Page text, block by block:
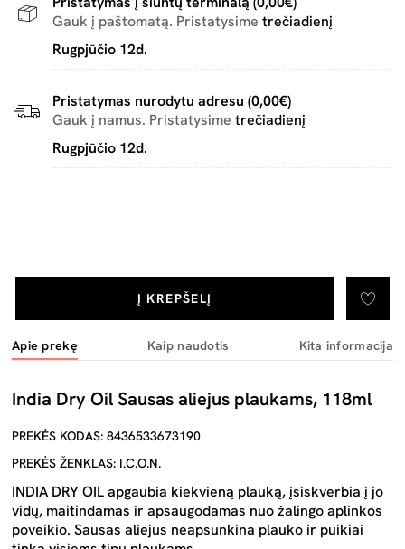
Į KREPŠELĮ
Gauk į paštomatą. Pristatysime trečiadienį
Rugpjūčio 12d.
Pristatymas nurodytu adresu (0,00€)
Gauk į namus. Pristatysime trečiadienį
Rugpjūčio 12d.
Apie prekę Kaip naudotis Kita informacija
India Dry Oil Sausas aliejus plaukams, 118ml
PREKĖS KODAS: 8436533673190
PREKĖS ŽENKLAS: I.C.O.N.
INDIA DRY OIL apgaubia kiekvieną plauką, įsiskverbia į jo
vidų, maitindamas ir apsaugodamas nuo žalingo aplinkos
poveikio. Sausas aliejus neapsunkina plauko ir puikiai